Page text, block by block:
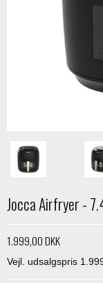
Jocca Airfryer -
1.999,00 DKK
Vejl. udsalgspris